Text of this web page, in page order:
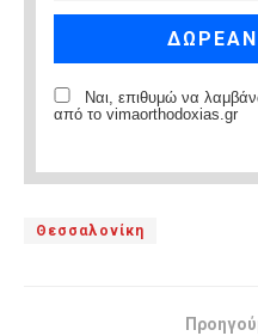
Ναι, επιθυμώ να
από το vimaorthodoxias.gr
Θεσσαλονίκη